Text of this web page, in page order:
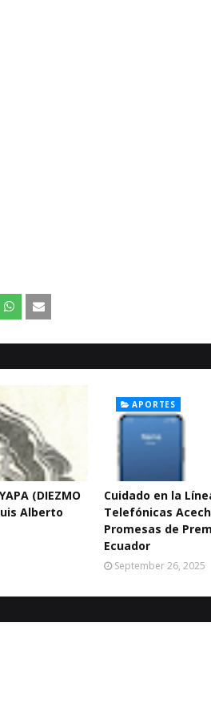
(DIEZMO
Alberto
APORTES
Cuidado en la
Telefónicas
Promesas de
Ecuador
September 26, 2025